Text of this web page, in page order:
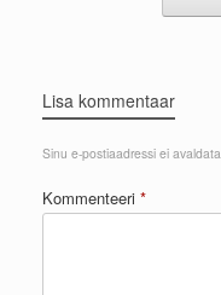
Lisa kommentaar
Sinu e-postiaadressi ei avaldata.
Kommenteeri *